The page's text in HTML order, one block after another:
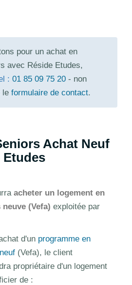
pour un achat en
avec Réside Etudes,
: 01 85 09 75 20 - non
le formulaire de contact.
Achat Neuf
Etudes
acheter un logement en
(Vefa) exploitée par
d'un programme en
(Vefa), le client
propriétaire d'un logement
de :